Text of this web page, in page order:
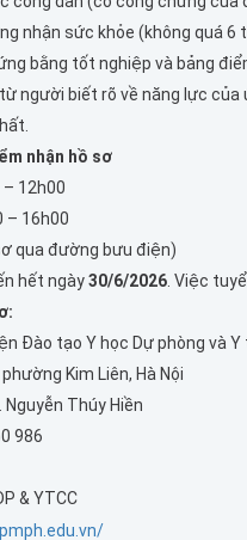
nhận sức khỏe (không quá 6
bằng tốt nghiệp và bảng
người biết rõ về năng lực của
nhận hồ sơ
– 12h00
– 16h00
qua đường bưu điện)
hết ngày30/6/2026 . Việc
Đào tạo Y học Dự phòng và
Kim Liên, Hà Nội
Nguyễn Thúy Hiền
986
& YTCC